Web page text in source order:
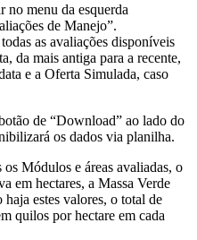
no menu da esquerda
de Manejo”.
as avaliações disponíveis
da mais antiga para a recente,
e a Oferta Simulada, caso
de “Download” ao lado do
os dados via planilha.
Módulos e áreas avaliadas, o
em hectares, a Massa Verde
haja estes valores, o total de
quilos por hectare em cada